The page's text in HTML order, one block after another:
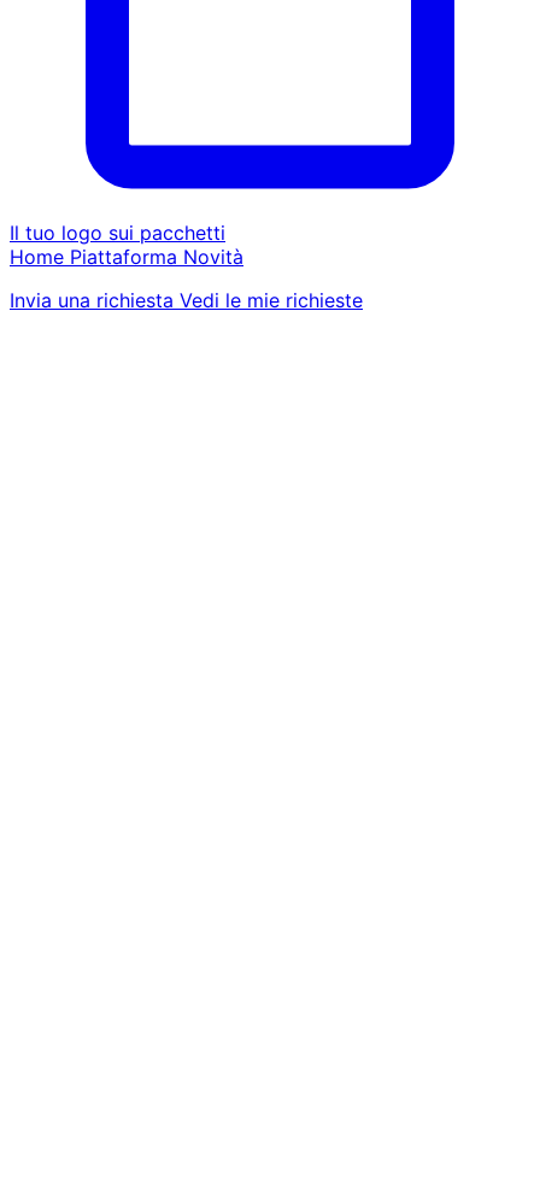
Il tuo logo sui pacchetti
Home Piattaforma Novità
Invia una richiesta Vedi le mie richieste